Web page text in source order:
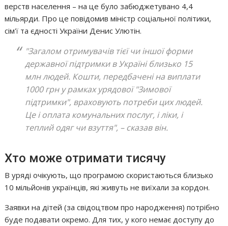
верств населення – на це було забюджетувано 4,4
мільярди. Про це повідомив міністр соціальної політики,
сім'ї та єдності України Денис Улютін.
"‎Загалом отримувачів тієї чи іншої форми
державної підтримки в Україні близько 15
млн людей. Кошти, передбачені на виплати
1000 грн у рамках урядової "Зимової
підтримки", враховують потреби цих людей.
Це і оплата комунальних послуг, і ліки, і
теплий одяг чи взуття"‎, – сказав він.
Хто може отримати тисячу
В уряді очікують, що програмою скористаються близько
10 мільйонів українців, які живуть не виїхали за кордон.
Заявки на дітей (за свідоцтвом про народження) потрібно
буде подавати окремо. Для тих, у кого немає доступу до